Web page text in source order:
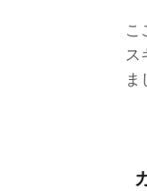
こ
ス
ま